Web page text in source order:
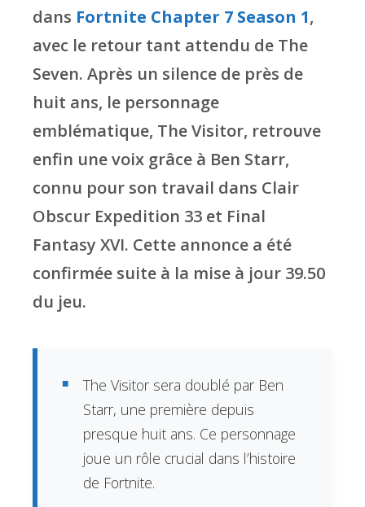
dans Fortnite Chapter 7 Season 1,
avec le retour tant attendu de The
Seven. Après un silence de près de
huit ans, le personnage
emblématique, The Visitor, retrouve
enfin une voix grâce à Ben Starr,
connu pour son travail dans Clair
Obscur Expedition 33 et Final
Fantasy XVI. Cette annonce a été
confirmée suite à la mise à jour 39.50
du jeu.
The Visitor sera doublé par Ben
Starr, une première depuis
presque huit ans. Ce personnage
joue un rôle crucial dans l’histoire
de Fortnite.